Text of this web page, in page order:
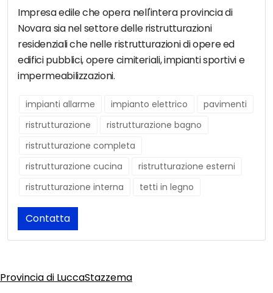
Impresa edile che opera nell'intera provincia di
Novara sia nel settore delle ristrutturazioni
residenziali che nelle ristrutturazioni di opere ed
edifici pubblici, opere cimiteriali, impianti sportivi e
impermeabilizzazioni.
impianti allarme impianto elettrico
pavimenti
ristrutturazione
ristrutturazione bagno
ristrutturazione completa
ristrutturazione cucina
ristrutturazione esterni
ristrutturazione interna
tetti in legno
Contatta
Provincia di LuccaStazzema